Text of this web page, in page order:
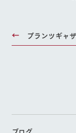
プランツギャ